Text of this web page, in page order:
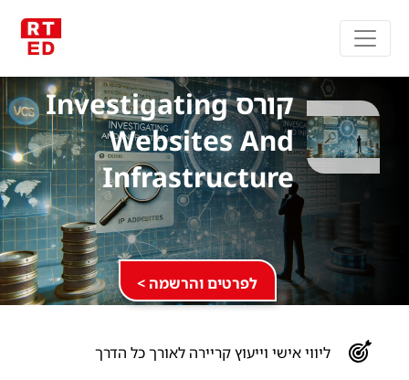
קורס Investigating
Websites And
Infrastructure
ליווי אישי וייעוץ קריירה לאורך כל הדרך
לפרטים והרשמה >